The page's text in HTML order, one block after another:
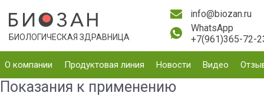
БИОЛОГИЧЕСКАЯ ЗДРАВНИЦА
info@biozan.ru
WhatsApp
+7(961)365-72-
О компании Продуктовая линия Новости Видео
Показания к применению